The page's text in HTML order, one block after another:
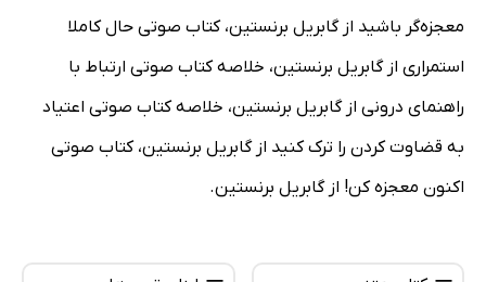
معجزه‌گر باشید از گابریل برنستین، کتاب صوتی حال کاملا
استمراری از گابریل برنستین، خلاصه کتاب صوتی ارتباط با
راهنمای درونی از گابریل برنستین، خلاصه کتاب صوتی اعتیاد
به قضاوت کردن را ترک کنید از گابریل برنستین، کتاب صوتی
اکنون معجزه کن! از گابریل برنستین.